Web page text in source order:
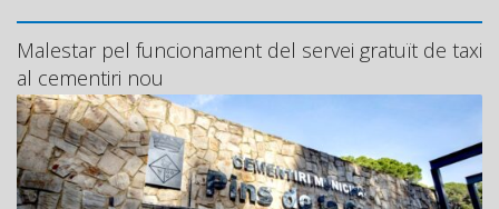
Malestar pel funcionament del servei gratuït de taxi
al cementiri nou